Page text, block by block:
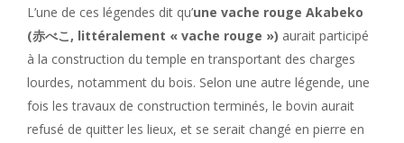
L’une de ces légendes dit qu’une vache rouge Akabeko
(赤べこ, littéralement « vache rouge ») aurait participé
à la construction du temple en transportant des charges
lourdes, notamment du bois. Selon une autre légende, une
fois les travaux de construction terminés, le bovin aurait
refusé de quitter les lieux, et se serait changé en pierre en